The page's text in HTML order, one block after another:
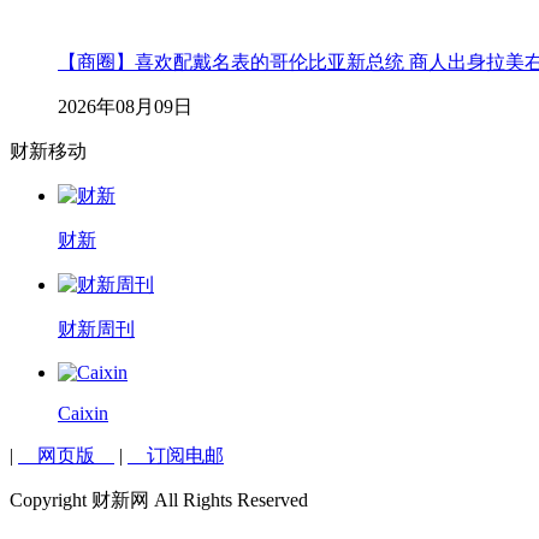
【商圈】喜欢配戴名表的哥伦比亚新总统 商人出身拉美
2026年08月09日
财新移动
财新
财新周刊
Caixin
| 网页版 | 订阅电邮
Copyright 财新网 All Rights Reserved